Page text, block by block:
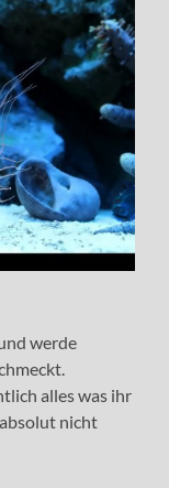
werde
alles was ihr
nicht